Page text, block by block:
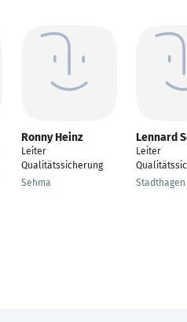
Ronny Heinz
Leiter
Qualitätssicherung
Sehma
Lennard
Leiter
Stadthagen